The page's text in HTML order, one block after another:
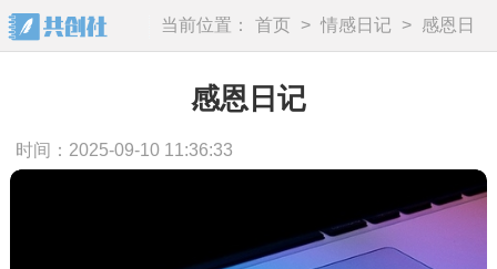
当前位置： 首页 > 情感日记 >
感恩日
记
感恩日记
时间：2025-09-10 11:36:33